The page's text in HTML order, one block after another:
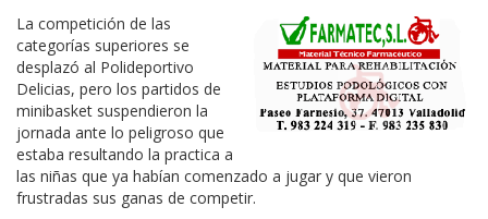
La competición de las
categorías superiores se
desplazó al Polideportivo
Delicias, pero los partidos de
minibasket suspendieron la
jornada ante lo peligroso que
estaba resultando la practica a
las niñas que ya habían comenzado a jugar y que vieron
frustradas sus ganas de competir.